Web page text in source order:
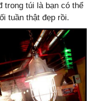
trong túi là bạn có thể
tuần thật đẹp rồi.